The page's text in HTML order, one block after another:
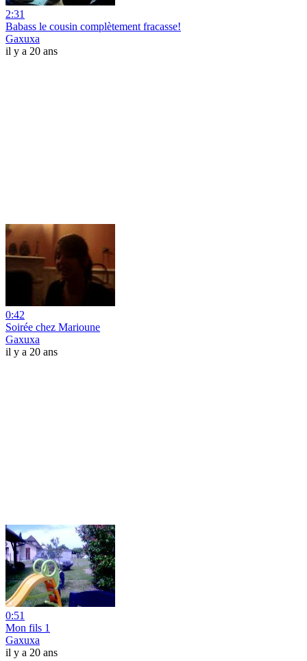
2:31
Babass le cousin complètement fracasse!
Gaxuxa
il y a 20 ans
0:42
Soirée chez Marioune
Gaxuxa
il y a 20 ans
0:51
Mon fils 1
Gaxuxa
il y a 20 ans